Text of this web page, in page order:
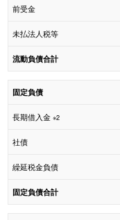
前受金
未払法人税等
流動負債合計
固定負債
長期借入金 ※2
社債
繰延税金負債
固定負債合計